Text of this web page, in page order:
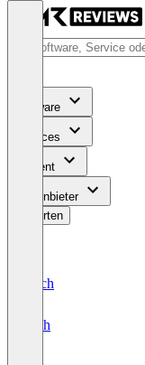
Software
Services
Content
Für Anbieter
Bewerten
Deutsch
English